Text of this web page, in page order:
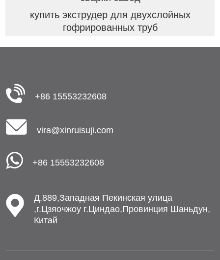
купить экструдер для двухслойных
гофрированных труб
+86 15553232608
vira@xinruisuji.com
+86 15553232608
Д.889,Западная Пекинская улица
,г.Цзяочжоу г.Циндао,Провинция Шаньдун,
Китай